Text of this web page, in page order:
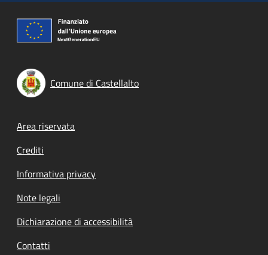
Comune di Castellalto
Footer menu
Area riservata
Crediti
Informativa privacy
Note legali
Dichiarazione di accessibilità
Contatti